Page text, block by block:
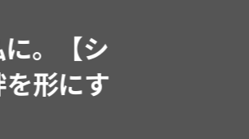
ーと共
名品ブラ